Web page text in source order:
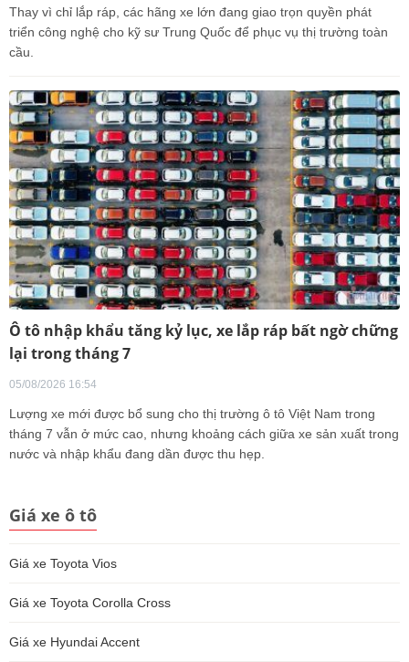
Thay vì chỉ lắp ráp, các hãng xe lớn đang giao trọn quyền phát
triển công nghệ cho kỹ sư Trung Quốc để phục vụ thị trường toàn
cầu.
Ô tô nhập khẩu tăng kỷ lục, xe lắp ráp bất ngờ chững
lại trong tháng 7
05/08/2026 16:54
Lượng xe mới được bổ sung cho thị trường ô tô Việt Nam trong
tháng 7 vẫn ở mức cao, nhưng khoảng cách giữa xe sản xuất trong
nước và nhập khẩu đang dần được thu hẹp.
Giá xe ô tô
Giá xe Toyota Vios
Giá xe Toyota Corolla Cross
Giá xe Hyundai Accent